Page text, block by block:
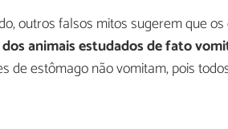
outros falsos mitos sugerem que
animais estudados de fato
de estômago não vomitam, pois